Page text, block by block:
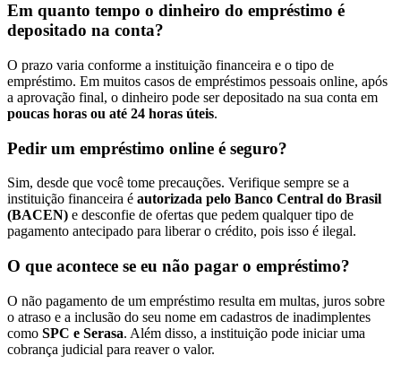
Em quanto tempo o dinheiro do empréstimo é
depositado na conta?
O prazo varia conforme a instituição financeira e o tipo de
empréstimo. Em muitos casos de empréstimos pessoais online, após
a aprovação final, o dinheiro pode ser depositado na sua conta em
poucas horas ou até 24 horas úteis.
Pedir um empréstimo online é seguro?
Sim, desde que você tome precauções. Verifique sempre se a
instituição financeira é autorizada pelo Banco Central do Brasil
(BACEN) e desconfie de ofertas que pedem qualquer tipo de
pagamento antecipado para liberar o crédito, pois isso é ilegal.
O que acontece se eu não pagar o empréstimo?
O não pagamento de um empréstimo resulta em multas, juros sobre
o atraso e a inclusão do seu nome em cadastros de inadimplentes
como SPC e Serasa. Além disso, a instituição pode iniciar uma
cobrança judicial para reaver o valor.